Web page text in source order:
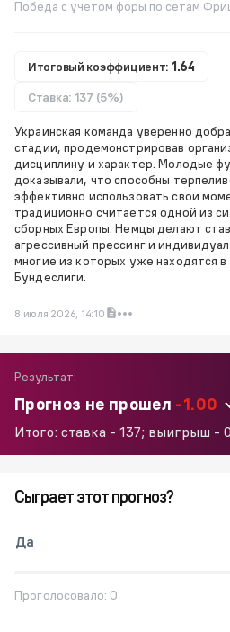
Победа с учетом форы по сетам
Итоговый коэффициент: 1.64
Ставка: 137 (5%)
Украинская команда уверенно
стадии, продемонстрировав
дисциплину и характер. Молодые
доказывали, что способны
эффективно использовать свои
традиционно считается одной из
сборных Европы. Немцы делают
агрессивный прессинг и
многие из которых уже находятся
Бундеслиги.
8 июля 2026, 14:10
Результат:
Прогноз не прошел -1.00
Итого: ставка - 137; выигрыш - 0
Сыграет этот прогноз?
Да
Проголосовало: 0